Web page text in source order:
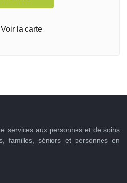
Voir la carte
services aux personnes et de soins
familles, séniors et personnes en